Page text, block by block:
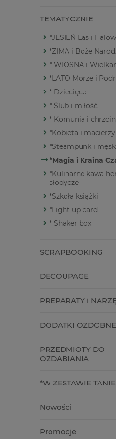
TEMATYCZNIE
*JESIEŃ Las i
*ZIMA i Boże
* WIOSNA i
*LATO Morze i
* Dziecięce
* Ślub i miłość
* Komunia i
*Kobieta i
*Steampunk i
*Magia i Kraina
*Kulinarne kawa
słodycze
*Szkoła książki
*Light up card
* Shaker box
SCRAPBOOKING
DECOUPAGE
PREPARATY i
DODATKI OZDOBNE
PRZEDMIOTY DO
OZDABIANIA
*W ZESTAWIE
Nowości
Promocje